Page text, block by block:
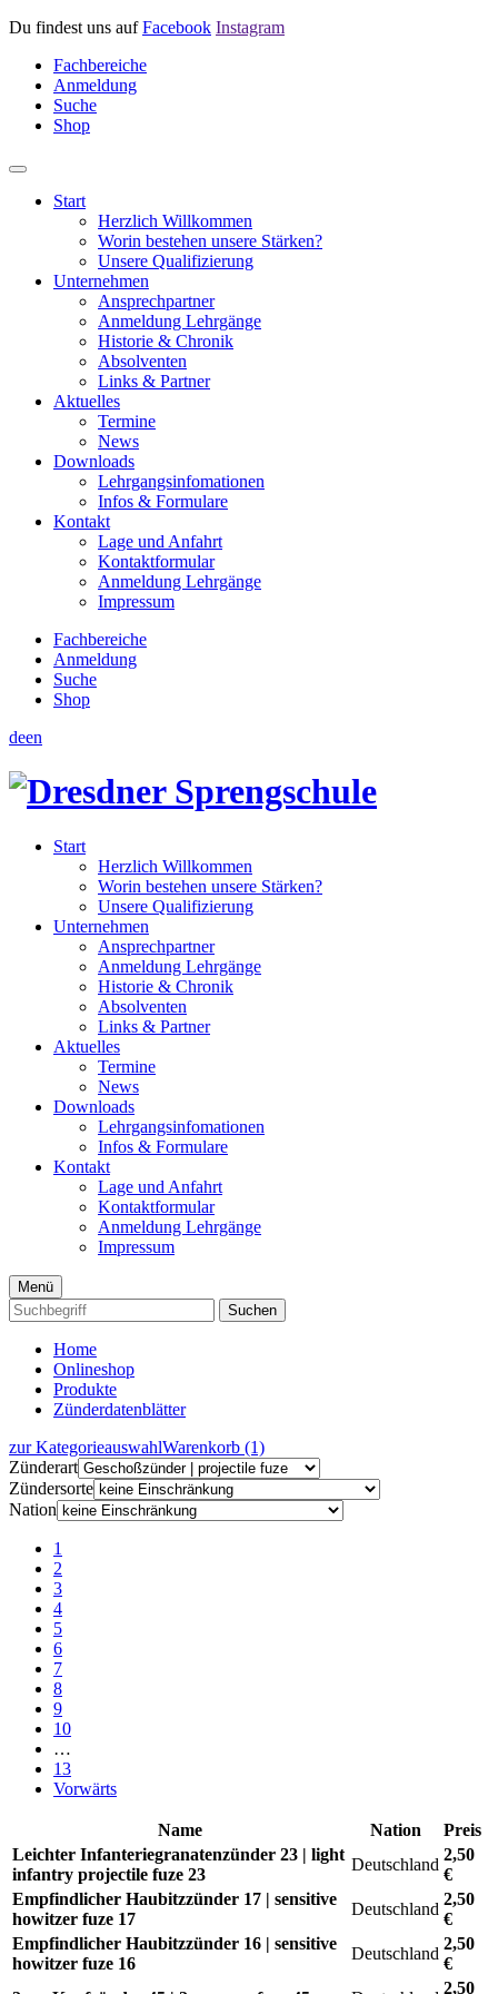
Du findest uns aufFacebook Instagram
Fachbereiche
Anmeldung
Suche
Shop
Start
Herzlich Willkommen
Worin bestehen unsere Stärken?
Unsere Qualifizierung
Unternehmen
Ansprechpartner
Anmeldung Lehrgänge
Historie & Chronik
Absolventen
Links & Partner
Aktuelles
Termine
News
Downloads
Lehrgangsinfomationen
Infos & Formulare
Kontakt
Lage und Anfahrt
Kontaktformular
Anmeldung Lehrgänge
Impressum
Fachbereiche
Anmeldung
Suche
Shop
deen
Start
Herzlich Willkommen
Worin bestehen unsere Stärken?
Unsere Qualifizierung
Unternehmen
Ansprechpartner
Anmeldung Lehrgänge
Historie & Chronik
Absolventen
Links & Partner
Aktuelles
Termine
News
Downloads
Lehrgangsinfomationen
Infos & Formulare
Kontakt
Lage und Anfahrt
Kontaktformular
Anmeldung Lehrgänge
Impressum
Menü
Suchen
Home
Onlineshop
Produkte
Zünderdatenblätter
zur KategorieauswahlWarenkorb (1)
Zünderart
Zündersorte
Nation
1
2
3
4
5
6
7
8
9
10
…
13
Vorwärts
Name Nation
Preis
Leichter Infanteriegranatenzünder 23 | light
infantry projectile fuze 23
Deutschland
2,50
€
Empfindlicher Haubitzzünder 17 | sensitive
howitzer fuze 17
Deutschland
2,50
€
Empfindlicher Haubitzzünder 16 | sensitive
howitzer fuze 16
Deutschland
2,50
€
2,50